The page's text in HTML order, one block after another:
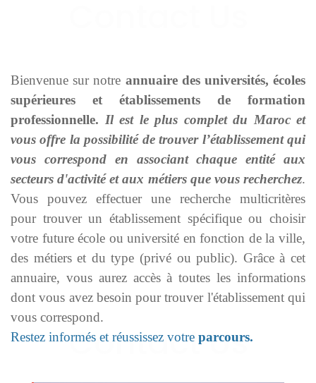
Bienvenue sur notre annuaire des universités, écoles
supérieures et établissements de formation
professionnelle. Il est le plus complet du Maroc et
vous offre la possibilité de trouver l’établissement qui
vous correspond en associant chaque entité aux
secteurs d'activité et aux métiers que vous recherchez.
Vous pouvez effectuer une recherche multicritères
pour trouver un établissement spécifique ou choisir
votre future école ou université en fonction de la ville,
des métiers et du type (privé ou public). Grâce à cet
annuaire, vous aurez accès à toutes les informations
dont vous avez besoin pour trouver l'établissement qui
vous correspond.
Restez informés et réussissez votre parcours.